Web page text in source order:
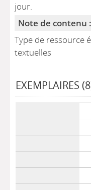
jour.
Note de contenu :
Type de ressource
textuelles
EXEMPLAIRES